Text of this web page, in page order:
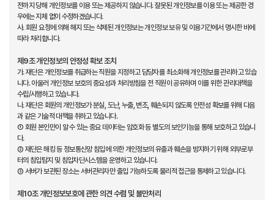
전까지 당해 개인정보를 이용 또는 제공하지 않습니다. 잘못된 개인정보를 이용 또는 제공한 경
우에는 지체 없이 수정하겠습니다.
사. 회원 요청에 의해 해지 또는 삭제된 개인정보는 개인정보 보유 및 이용기간에서 명시한 바에
따라 처리합니다.
제9조 개인정보의 안정성 확보 조치
가. 재단은 개인정보를 취급하는 직원을 지정하고 담당자를 최소화해 개인정보를 관리하고 있습
니다. 아울러 개인정보 보호의 중요성과 처리방침을 전 직원이 공유하며 이를 위한 관리대책을
수립/시행하고 있습니다.
나. 재단은 회원의 개인정보가 분실, 도난, 누출, 변조, 훼손되지 않도록 안전성 확보를 위해 다음
과 같은 기술적 대책을 취하고 있습니다.
① 회원 본인만이 알 수 있는 중요 데이터는 암호화 등 별도의 보안기능을 통해 보호하고 있습니
다.
② 재단은 해킹 등 정보통신망 침입에 의한 개인정보의 유출과 훼손을 방지하기 위해 외부로부
터의 침입탐지 및 침입차단시스템을 운영하고 있습니다.
③ 서버가 보관된 장소는 서버관리자만 출입 가능하도록 물리적 접근을 통제하고 있습니다.
제10조 개인정보보호에 관한 의견 수렴 및 불만처리